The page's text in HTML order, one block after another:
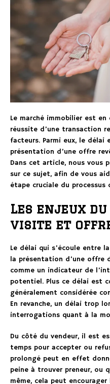
Le marché immobilier est
réussite d’une transaction
facteurs. Parmi eux, le
présentation d’une offre
Dans cet article, nous vous
sur ce sujet, afin de vous
étape cruciale du processus
Les enjeux
visite et
Le délai qui s’écoule entre
la présentation d’une offre
comme un indicateur de
potentiel. Plus ce délai est
généralement considérée
En revanche, un délai trop
interrogations quant à la
Du côté du vendeur, il est
temps pour accepter ou
prolongé peut en effet
peine à trouver preneur, ou
même, cela peut